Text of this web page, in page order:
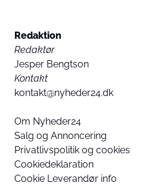
Redaktion
Redaktør
Jesper Bengtson
Kontakt
kontakt@nyheder24.dk
Om Nyheder24
Salg og Annoncering
Privatlivspolitik og cookies
Cookiedeklaration
Cookie Leverandør info